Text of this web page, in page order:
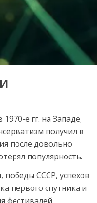
е гг. на Западе,
получил в
после довольно
популярность.
СССР, успехов
первого спутника и
фестивалей